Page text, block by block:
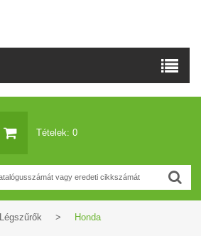
Tételek: 0
Légszűrők > Honda